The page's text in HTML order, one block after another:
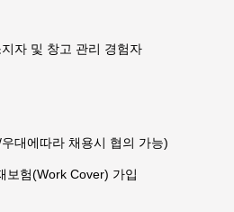
자 및 창고 관리 경험자
대에따라 채용시 협의 가능)
보험(Work Cover) 가입